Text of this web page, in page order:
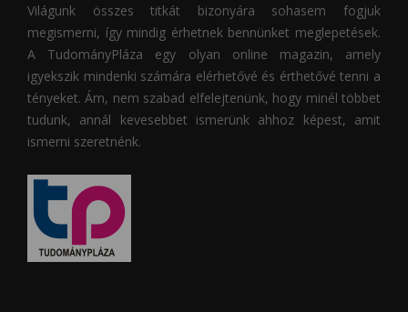
Világunk összes titkát bizonyára sohasem fogjuk
megismerni, így mindig érhetnek bennünket meglepetések.
A TudományPláza egy olyan online magazin, amely
igyekszik mindenki számára elérhetővé és érthetővé tenni a
tényeket. Ám, nem szabad elfelejtenünk, hogy minél többet
tudunk, annál kevesebbet ismerünk ahhoz képest, amit
ismerni szeretnénk.